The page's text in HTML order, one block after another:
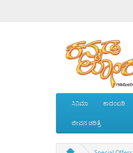
ಸಿನಿಮಾ ಕಾದಂಬರಿ
ಜೀವನ ಚರಿತ್ರೆ